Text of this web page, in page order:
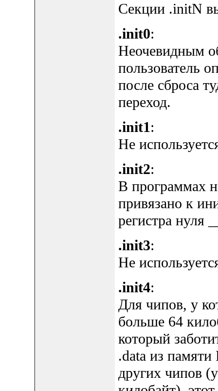
Секции .initN
.init0:
Неочевидным
пользователь
после сброса
переход.
.init1:
Не
.init2:
В программах
привязано к
регистра нуля
.init3:
Не
.init4:
Для чипов, у
больше 64
который
.data из
других чипов